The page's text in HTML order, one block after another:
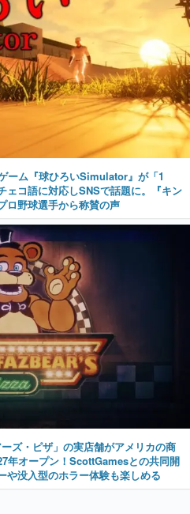
ーム『球ひろいSimulator』が「1
ェコ語に対応しSNSで話題に。『キン
ロ野球選手から称賛の声
ズ・ピザ」の実店舗がアメリカの商
年オープン！ScottGamesとの共同開
や没入型のホラー体験も楽しめる